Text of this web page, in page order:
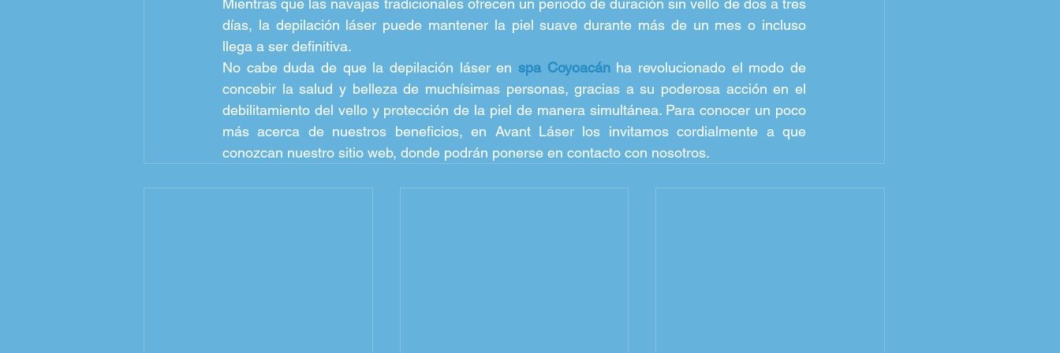
Mientras que las navajas tradicionales ofrecen un periodo de duración sin vello de dos a tres
días, la depilación láser puede mantener la piel suave durante más de un mes o incluso
llega a ser definitiva.
No cabe duda de que la depilación láser en spa Coyoacán ha revolucionado el modo de
concebir la salud y belleza de muchísimas personas, gracias a su poderosa acción en el
debilitamiento del vello y protección de la piel de manera simultánea. Para conocer un poco
más acerca de nuestros beneficios, en Avant Láser los invitamos cordialmente a que
conozcan nuestro sitio web, donde podrán ponerse en contacto con nosotros.